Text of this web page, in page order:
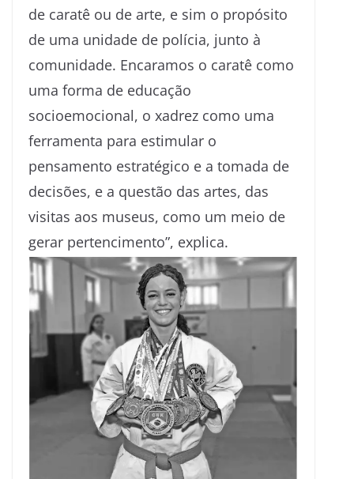
de caratê ou de arte, e sim o propósito
de uma unidade de polícia, junto à
comunidade. Encaramos o caratê como
uma forma de educação
socioemocional, o xadrez como uma
ferramenta para estimular o
pensamento estratégico e a tomada de
decisões, e a questão das artes, das
visitas aos museus, como um meio de
gerar pertencimento”, explica.